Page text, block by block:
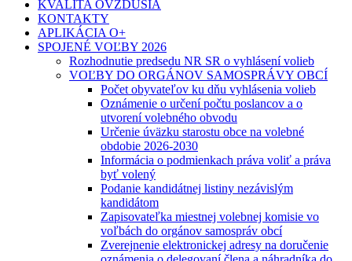
KVALITA OVZDUŠIA
KONTAKTY
APLIKÁCIA O+
SPOJENÉ VOĽBY 2026
Rozhodnutie predsedu NR SR o vyhlásení volieb
VOĽBY DO ORGÁNOV SAMOSPRÁVY OBCÍ
Počet obyvateľov ku dňu vyhlásenia volieb
Oznámenie o určení počtu poslancov a o
utvorení volebného obvodu
Určenie úväzku starostu obce na volebné
obdobie 2026-2030
Informácia o podmienkach práva voliť a práva
byť volený
Podanie kandidátnej listiny nezávislým
kandidátom
Zapisovateľka miestnej volebnej komisie vo
voľbách do orgánov samospráv obcí
Zverejnenie elektronickej adresy na doručenie